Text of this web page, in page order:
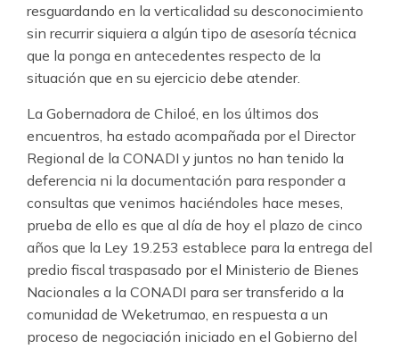
resguardando en la verticalidad su desconocimiento
sin recurrir siquiera a algún tipo de asesoría técnica
que la ponga en antecedentes respecto de la
situación que en su ejercicio debe atender.
La Gobernadora de Chiloé, en los últimos dos
encuentros, ha estado acompañada por el Director
Regional de la CONADI y juntos no han tenido la
deferencia ni la documentación para responder a
consultas que venimos haciéndoles hace meses,
prueba de ello es que al día de hoy el plazo de cinco
años que la Ley 19.253 establece para la entrega del
predio fiscal traspasado por el Ministerio de Bienes
Nacionales a la CONADI para ser transferido a la
comunidad de Weketrumao, en respuesta a un
proceso de negociación iniciado en el Gobierno del